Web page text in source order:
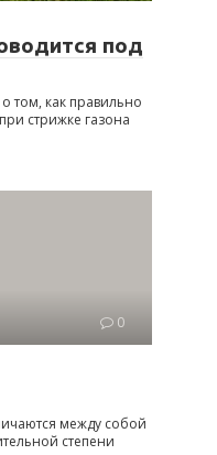
под
том, как правильно
стрижке газона
0
между собой
степени